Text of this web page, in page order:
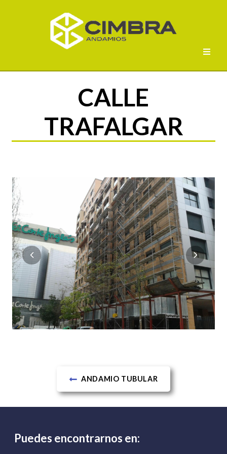
CALLE
TRAFALGAR
ANDAMIO TUBULAR
Puedes encontrarnos en: